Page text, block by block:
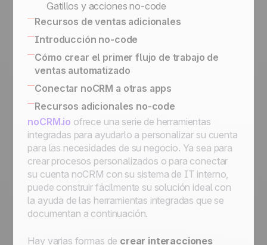
Gatillos y acciones no-code
Recursos de ventas adicionales
SPIN Selling
El directorio de expertos en ventas
Introducción no-code
Aplicaciones no-code
Cómo crear el primer flujo de trabajo de
ventas automatizado
Usar El Butler para Automatizaciones en
Conecte noCRM a Zapier y Make
(anteriormente Integromat)
Cómo construir una herramienta de
automatización de correo electrónico
usando Zapier
Asigne un lead, envíe un correo electrónico,
muévalo al siguiente paso, luego
programelo en Standby para seguimientos
Asigne un lead entrante que cumpla una
Conectar noCRM a otras apps
Como conectar noCRM a tu Sistema de
Información interno
Conectar noCRM a otras Aplicaciones
Recursos adicionales no-code
noCRM.io ofrece una serie de herramientas
integradas para ayudarlo a personalizar su cuenta
para las necesidades de su negocio. Ya sea para
crear procesos personalizados o para conectar
su cuenta noCRM con su sistema de IT interno,
puede construir fácilmente su solución ideal con
la ayuda de las herramientas integradas que se
documentan a continuación.
Hay varias formas de crear interacciones